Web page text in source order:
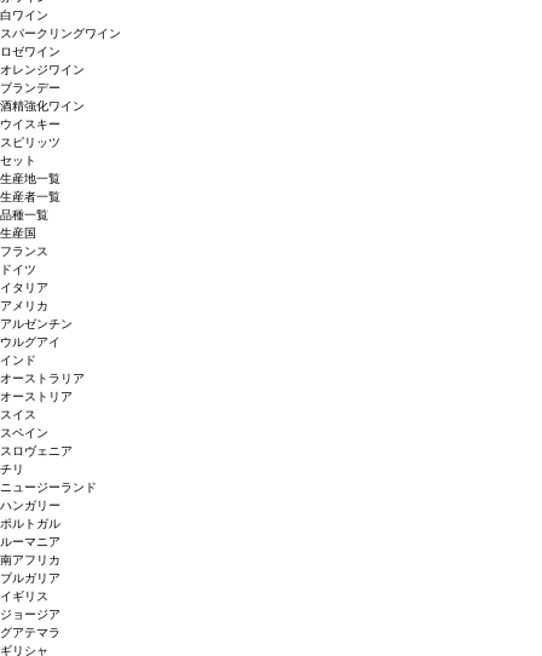
白ワイン
スパークリングワイン
ロゼワイン
オレンジワイン
ブランデー
酒精強化ワイン
ウイスキー
スピリッツ
セット
生産地一覧
生産者一覧
品種一覧
生産国
フランス
ドイツ
イタリア
アメリカ
アルゼンチン
ウルグアイ
インド
オーストラリア
オーストリア
スイス
スペイン
スロヴェニア
チリ
ニュージーランド
ハンガリー
ポルトガル
ルーマニア
南アフリカ
ブルガリア
イギリス
ジョージア
グアテマラ
ギリシャ